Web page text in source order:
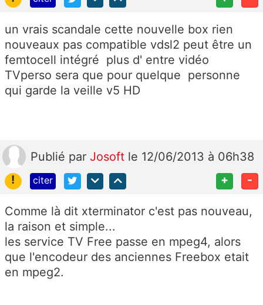
un vrais scandale cette nouvelle box rien
nouveaux pas compatible vdsl2 peut être un
femtocell intégré plus d' entre vidéo
TVperso sera que pour quelque personne
qui garde la veille v5 HD
Publié par Josoft le 12/06/2013 à 06h38
!
citer + -
Comme là dit xterminator c'est pas nouveau,
la raison et simple...
les service TV Free passe en mpeg4, alors
que l'encodeur des anciennes Freebox etait
en mpeg2.